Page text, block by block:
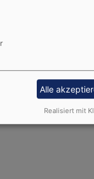
Alle
Realisiert mit